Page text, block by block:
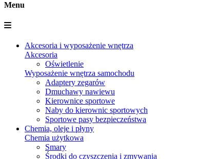
Menu
Akcesoria i wyposażenie wnętrza
Akcesoria
Oświetlenie
Wyposażenie wnętrza samochodu
Adaptery zegarów
Dmuchawy nawiewu
Kierownice sportowe
Naby do kierownic sportowych
Sportowe pasy bezpieczeństwa
Chemia, oleje i płyny
Chemia użytkowa
Smary
Środki do czyszczenia i zmywania